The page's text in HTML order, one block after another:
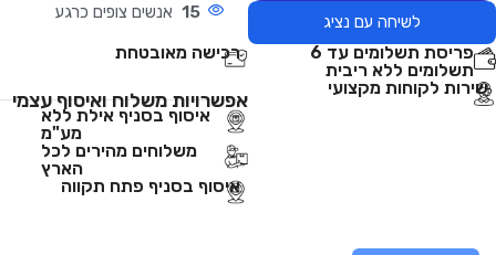
לשיחה עם נציג 15 אנשים צופים כרגע
פריסת תשלומים עד 6
תשלומים ללא ריבית
רכישה מאובטחת
שירות לקוחות מקצועי
אפשרויות משלוח ואיסוף עצמי
איסוף בסניף אילת ללא
מע"מ
משלוחים מהירים לכל
הארץ
איסוף בסניף פתח תקווה